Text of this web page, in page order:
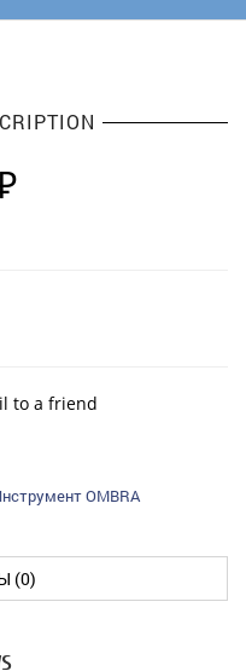
to a friend
OMBRA
(0)